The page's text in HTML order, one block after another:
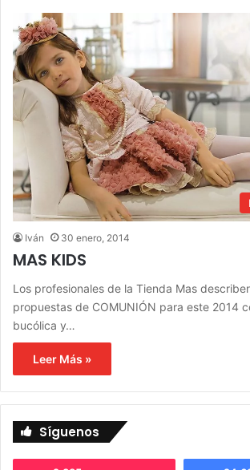
Iván 30 enero, 2014
MAS KIDS
Los profesionales de la Tienda Mas
propuestas de COMUNIÓN para este 2014
bucólica y…
Leer Más »
Síguenos